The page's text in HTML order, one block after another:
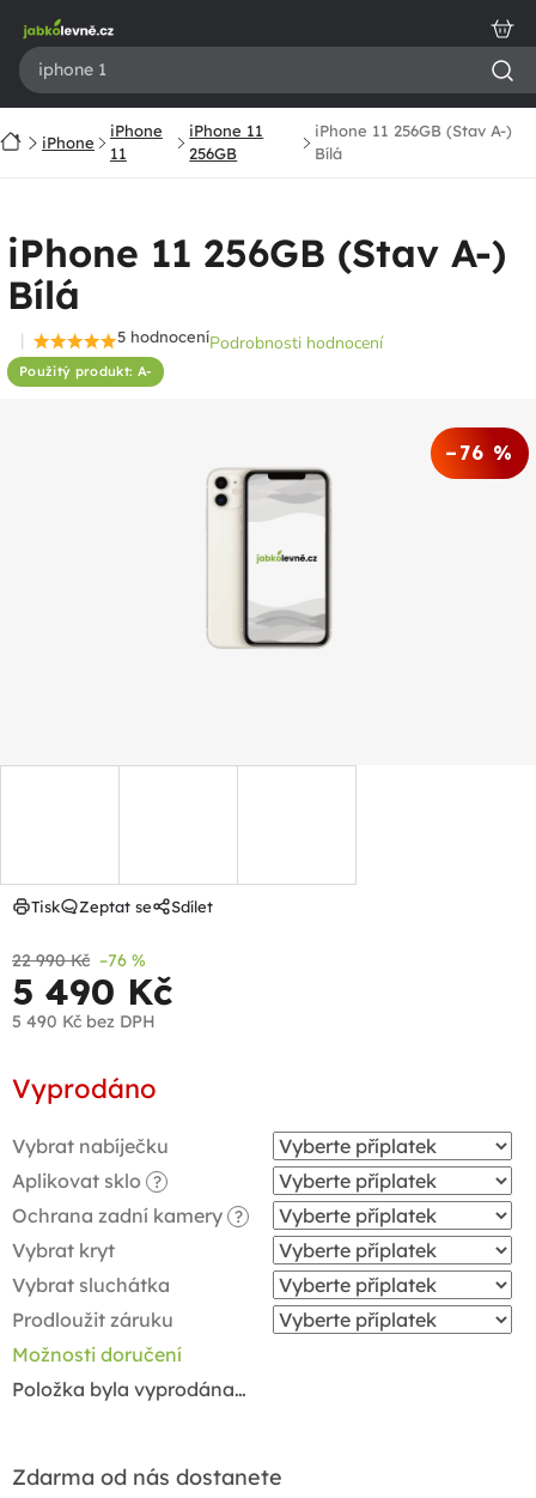
obsah
DomůiPhone
iPhone
11
iPhone 11
256GB
iPhone 11 256GB (Stav A-)
Bílá
iPhone 11 256GB (Stav A-)
Bílá
Použitý produkt: A-
Průměrné
hodnocení
5 hodnoceníPodrobnosti hodnocení
–76 %
22 990 Kč –76 %
5 490 Kč
5 490 Kč bez DPH
cena:
Vyprodáno
Vybrat nabíječku
Aplikovat sklo
?
Ochrana zadní kamery ?
Vybrat kryt
Vybrat sluchátka
Prodloužit záruku
Možnosti doručení
Položka byla vyprodána…
Zdarma od nás dostanete
Tisk Zeptat se Sdílet